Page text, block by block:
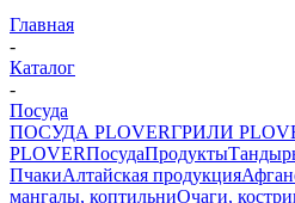
Главная
-
Каталог
-
Посуда
ПОСУДА PLOVERГРИЛИ
PLOVERПосудаПродукты
ПчакиАлтайская продукция
мангалы, коптильниОчаги,